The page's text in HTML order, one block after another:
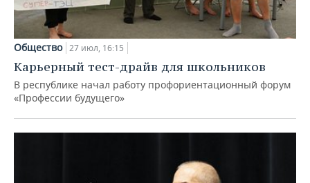
Общество 27 июл, 16:15
Карьерный тест-драйв для школьников
В республике начал работу профориентационный форум
«Профессии будущего»